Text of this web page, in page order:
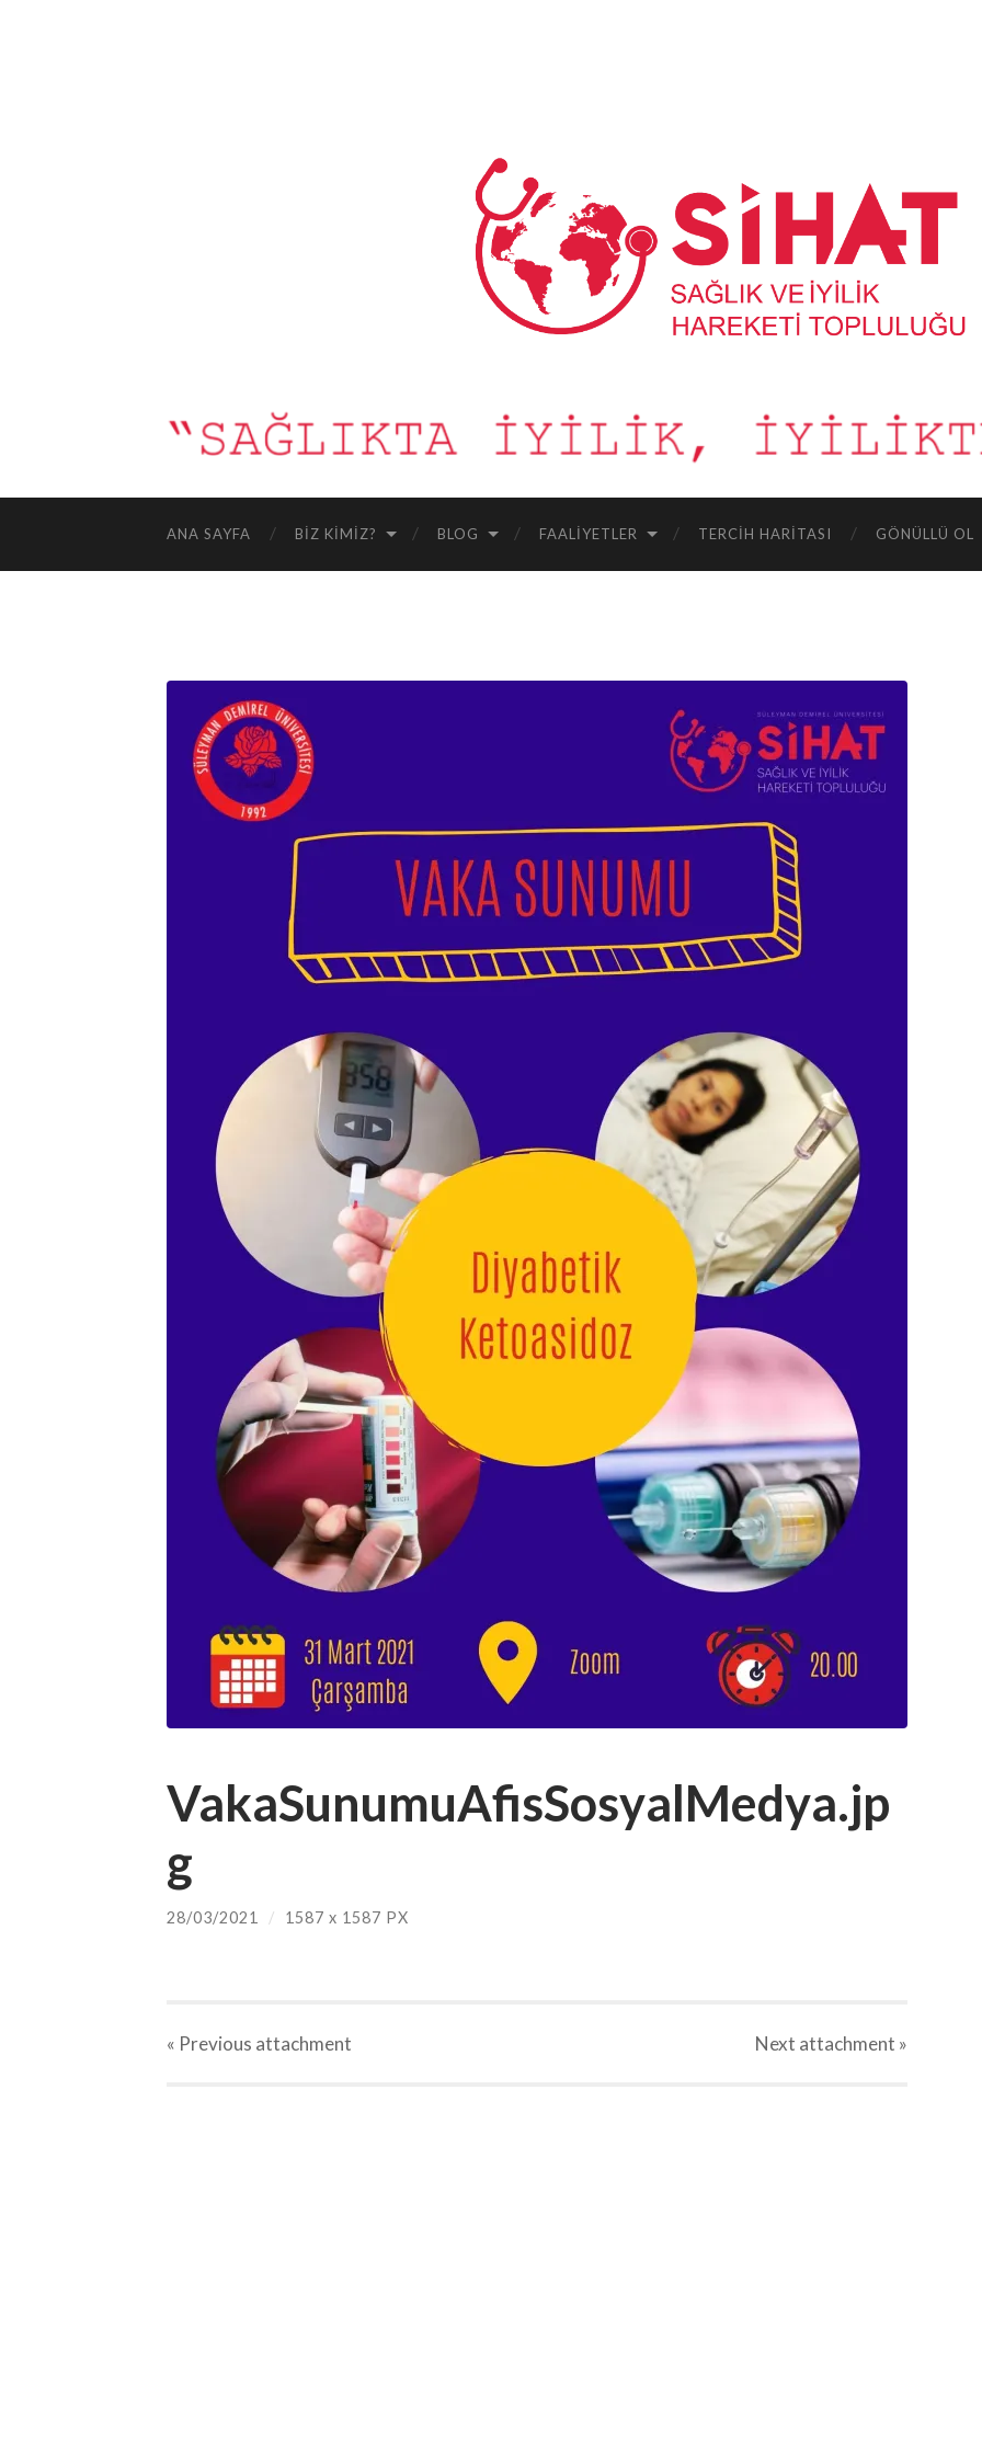
İyilik
Hareketi
ANA SAYFA BIZ KIMIZ? BLOG FAALIYETLER TERCIH HARITASI GÖNÜLLÜ OL
VakaSunumuAfisSosyalMedya.jp
g
28/03/2021 / 1587 x 1587 PX
« Previous attachment Next attachment »